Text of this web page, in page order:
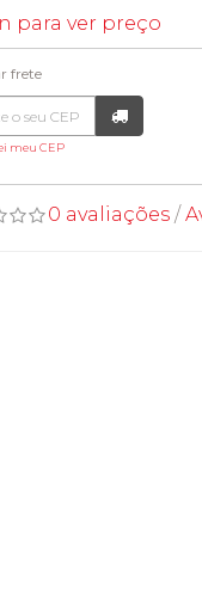
para ver preço
frete
meu CEP
0 avaliações /